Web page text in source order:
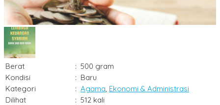
Berat : 500 gram
Kondisi
: Baru
Kategori
: Agama, Ekonomi & Administrasi
Dilihat
: 512 kali